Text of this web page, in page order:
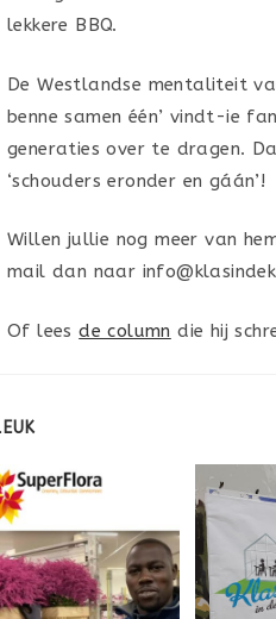
lekkere BBQ.
De Westlandse mentaliteit
benne samen één’ vindt-ie
generaties over te dragen.
‘schouders eronder en gáán’!
Willen jullie nog meer van
mail dan naar
Of leesde column die hij